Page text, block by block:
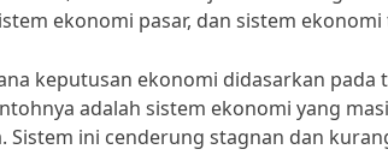
ekonomi pasar, dan sistem
keputusan ekonomi didasarkan pada
adalah sistem ekonomi yang
ini cenderung stagnan dan